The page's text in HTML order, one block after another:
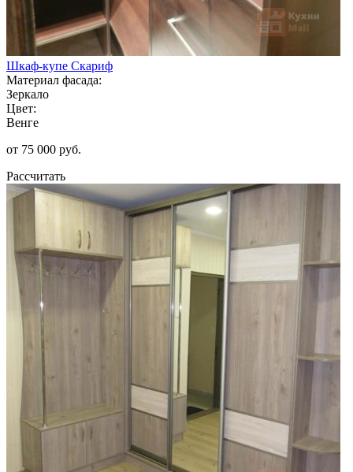
Шкаф-купе Скариф
Материал фасада:
Зеркало
Цвет:
Венге
от 75 000 руб.
Рассчитать